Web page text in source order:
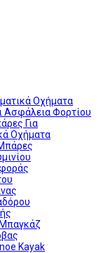
Οχήματα
Ασφάλεια Φορτίου
Για
Οχήματα
Kayak